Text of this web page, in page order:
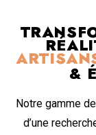
&
Notre gamme
d’une